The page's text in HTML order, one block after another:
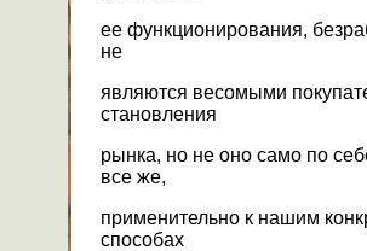
ее функционирования,
не
являются весомыми
становления
рынка, но не оно само по
все же,
применительно к нашим
способах